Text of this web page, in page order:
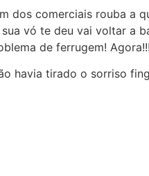
dos comerciais rouba a
vó te deu vai voltar a
de ferrugem!
havia tirado o sorriso